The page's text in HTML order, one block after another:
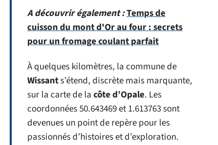
A découvrir également :Temps de
cuisson du mont d'Or au four : secrets
pour un fromage coulant parfait
À quelques kilomètres, la commune de
Wissants’étend, discrète mais marquante,
sur la carte de lacôte d’Opale. Les
coordonnées 50.643469 et 1.613763 sont
devenues un point de repère pour les
passionnés d’histoires et d’exploration.